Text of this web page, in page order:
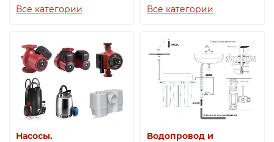
Все категории
Все категории
Насосы.
Водопровод и